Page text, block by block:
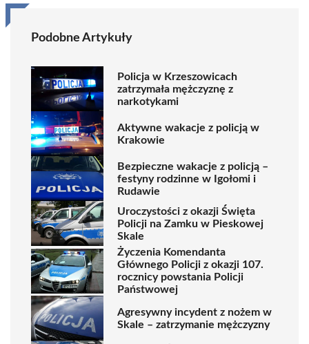
Podobne Artykuły
Policja w Krzeszowicach
zatrzymała mężczyznę z
narkotykami
Aktywne wakacje z policją w
Krakowie
Bezpieczne wakacje z policją –
festyny rodzinne w Igołomi i
Rudawie
Uroczystości z okazji Święta
Policji na Zamku w Pieskowej
Skale
Życzenia Komendanta
Głównego Policji z okazji 107.
rocznicy powstania Policji
Państwowej
Agresywny incydent z nożem w
Skale – zatrzymanie mężczyzny